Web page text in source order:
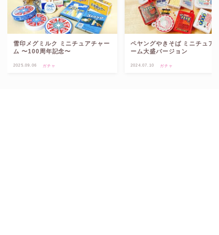
雪印メグミルク ミニチュアチャー
ム 〜100周年記念〜
2025.09.06 ガチャ
ペヤングやきそば ミニチュア
ーム大盛バージョン
2024.07.10 ガチャ